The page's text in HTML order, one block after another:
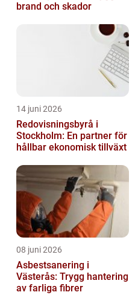
brand och skador
14 juni 2026
Redovisningsbyrå i
Stockholm: En partner för
hållbar ekonomisk tillväxt
08 juni 2026
Asbestsanering i
Västerås: Trygg hantering
av farliga fibrer